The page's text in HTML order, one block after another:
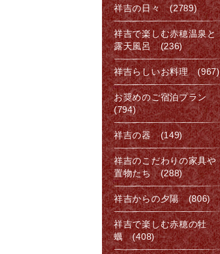
祥吉の日々 (2789)
祥吉で楽しむ赤穂温泉と
露天風呂 (236)
祥吉らしいお料理 (967)
お奨めのご宿泊プラン
(794)
祥吉の器 (149)
祥吉のこだわりの家具や
置物たち (288)
祥吉からの夕陽 (806)
祥吉で楽しむ赤穂の牡
蠣 (408)